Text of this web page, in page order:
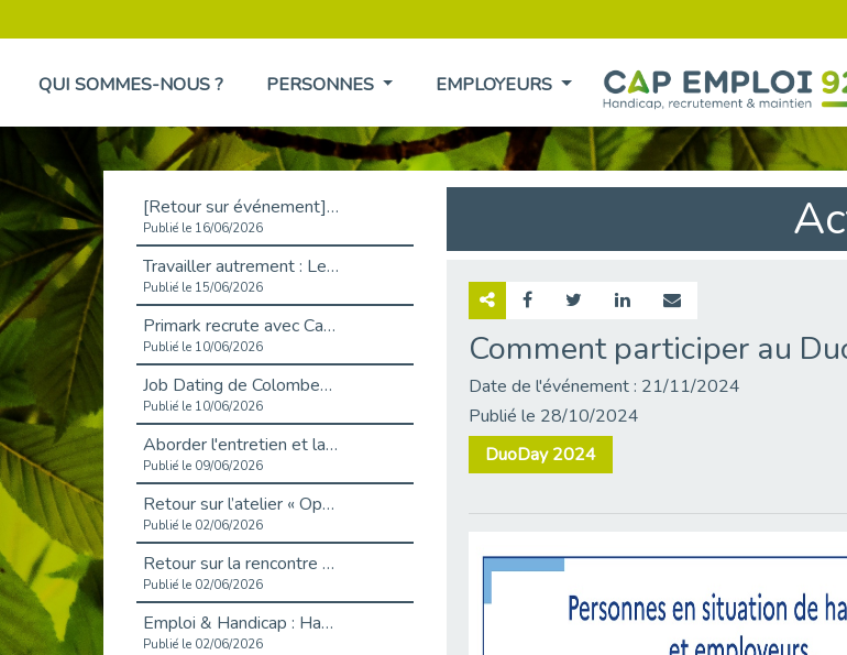
QUI SOMMES-NOUS ? PERSONNES EMPLOYEURS
[Retour sur événement] L'inclusion au cœur de la Place de l'Emploi à La Défense !
Publié le 16/06/2026
Travailler autrement : Le défi de l'intégration des maladies chroniques en entreprise
Publié le 15/06/2026
Primark recrute avec Cap Emploi 92, une matinée couronnée de succès !
Publié le 10/06/2026
Job Dating de Colombes – Emploi et Insertion
Publié le 10/06/2026
Aborder l'entretien et la situation de handicap en toute confiance
Publié le 09/06/2026
Retour sur l’atelier « Optimiser sa recherche d’emploi »
Publié le 02/06/2026
Retour sur la rencontre entre Cap Emploi 92 et Thales (Campus Meudon)
Publié le 02/06/2026
Emploi & Handicap : Hachette Livre et Cap emploi 92 renforcent leur collaboration
Publié le 02/06/2026
Comment participer au
Date de l'événement : 21/11/2024
Publié le 28/10/2024
DuoDay 2024